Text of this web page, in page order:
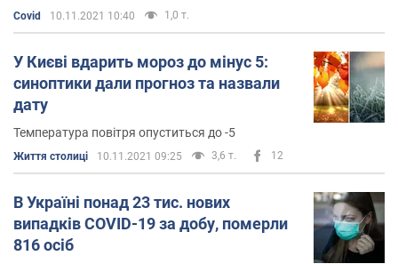
Covid 10.11.2021 10:40 1,0 т.
У Києві вдарить мороз до мінус 5:
синоптики дали прогноз та назвали
дату
Температура повітря опуститься до -5
Життя столиці 10.11.2021 09:25 3,6 т. 12
В Україні понад 23 тис. нових
випадків COVID-19 за добу, померли
816 осіб